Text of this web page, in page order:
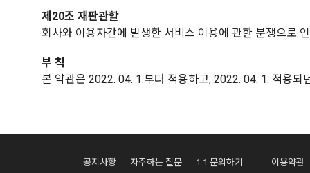
제20조 재판관할
회사와 이용자간에 발생한 서비스 이용에 관한 분쟁으로
부 칙
본 약관은 2022. 04. 1.부터 적용하고, 2022. 04. 1. 적용되
공지사항 자주하는 질문 1:1 문의하기 이용약관